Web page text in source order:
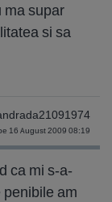
ma supar
si sa
16 August 2009 08:19
ca mi s-a-
am